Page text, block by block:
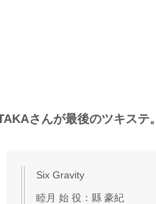
さんが最後のツキステ。
Six Gravity
睦月 始 役：縣 豪紀